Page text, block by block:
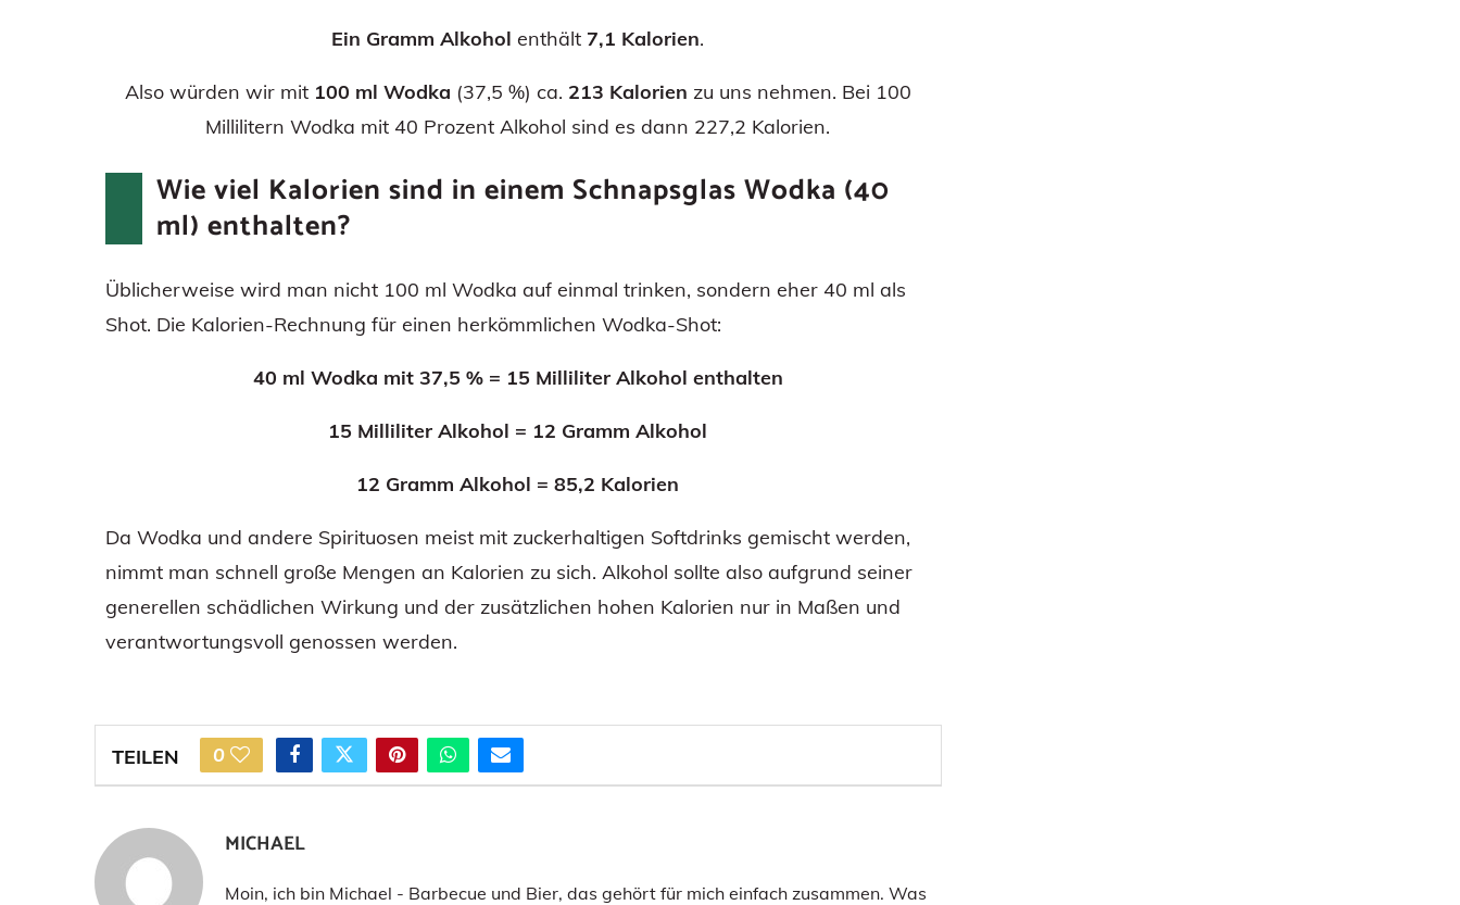
Ein Gramm Alkohol enthält 7,1 Kalorien.
Also würden wir mit100 ml Wodka (37,5 %) ca. 213 Kalorien zu uns nehmen. Bei 100
Millilitern Wodka mit 40 Prozent Alkohol sind es dann 227,2 Kalorien.
Wie viel Kalorien sind in einem Schnapsglas Wodka (40
ml) enthalten?
Üblicherweise wird man nicht 100 ml Wodka auf einmal trinken, sondern eher 40 ml als
Shot. Die Kalorien-Rechnung für einen herkömmlichen Wodka-Shot:
40 ml Wodka mit 37,5 % = 15 Milliliter Alkohol enthalten
15 Milliliter Alkohol = 12 Gramm Alkohol
12 Gramm Alkohol =85,2 Kalorien
Da Wodka und andere Spirituosen meist mit zuckerhaltigen Softdrinks gemischt werden,
nimmt man schnell große Mengen an Kalorien zu sich. Alkohol sollte also aufgrund seiner
generellen schädlichen Wirkung und der zusätzlichen hohen Kalorien nur in Maßen und
verantwortungsvoll genossen werden.
TEILEN 0
MICHAEL
Moin, ich bin Michael - Barbecue und Bier, das gehört für mich einfach zusammen. Was